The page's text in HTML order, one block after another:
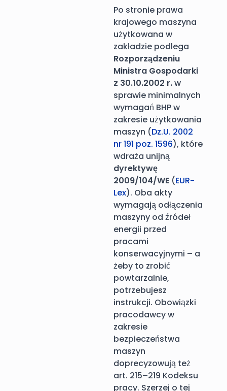
Po stronie prawa
krajowego maszyna
użytkowana w
zakładzie podlega
Rozporządzeniu
Ministra Gospodarki
z 30.10.2002 r.w
sprawie minimalnych
wymagań BHP w
zakresie użytkowania
maszyn (Dz.U. 2002
nr 191 poz. 1596), które
wdraża unijną
dyrektywę
2009/104/WE (EUR-
Lex). Oba akty
wymagają odłączenia
maszyny od źródeł
energii przed
pracami
konserwacyjnymi – a
żeby to zrobić
powtarzalnie,
potrzebujesz
instrukcji. Obowiązki
pracodawcy w
zakresie
bezpieczeństwa
maszyn
doprecyzowują też
art. 215–219 Kodeksu
pracy. Szerzej o tej